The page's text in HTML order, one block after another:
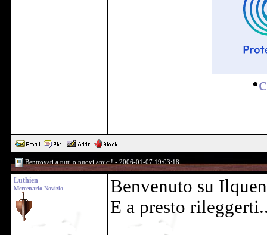
•
Bentrovati a tutti o nuovi amici! - 2006-01-07 19:03:18
Luthien
Mercenario Novizio
Benvenuto su
E a presto